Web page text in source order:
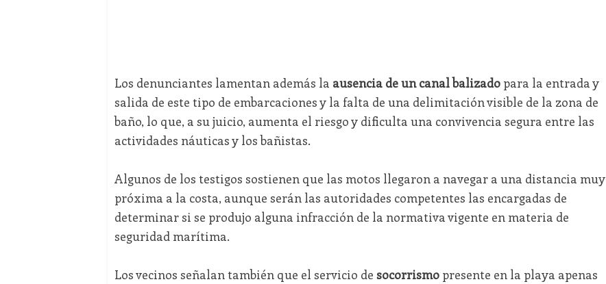
Los denunciantes lamentan además la ausencia de un canal balizadopara la entrada y
salida de este tipo de embarcaciones y la falta de una delimitación visible de la zona de
baño, lo que, a su juicio, aumenta el riesgo y dificulta una convivencia segura entre las
actividades náuticas y los bañistas.
Algunos de los testigos sostienen que las motos llegaron a navegar a una distancia muy
próxima a la costa, aunque serán las autoridades competentes las encargadas de
determinar si se produjo alguna infracción de la normativa vigente en materia de
seguridad marítima.
Los vecinos señalan también que el servicio de socorrismopresente en la playa apenas